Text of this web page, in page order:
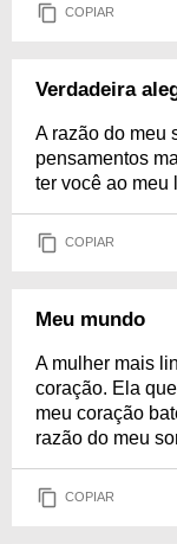
COPIAR
Verdadeira
A razão do meu
pensamentos
ter você ao meu
COPIAR
Meu mundo
A mulher mais
coração. Ela
meu coração
razão do meu
COPIAR